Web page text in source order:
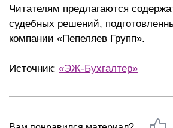
Читателям предлагаются
судебных решений,
компании «Пепеляев Групп».
Источник: «ЭЖ-Бухгалтер»